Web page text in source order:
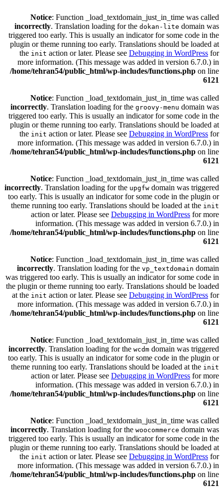
Notice: Function _load_textdomain_just_in_time was called
incorrectly. Translation loading for the dokan-lite domain was
triggered too early. This is usually an indicator for some code in the
plugin or theme running too early. Translations should be loaded at
the init action or later. Please see Debugging in WordPress for
more information. (This message was added in version 6.7.0.) in
/home/tehran54/public_html/wp-includes/functions.php on line
6121
Notice: Function _load_textdomain_just_in_time was called
incorrectly. Translation loading for the groovy-menu domain was
triggered too early. This is usually an indicator for some code in the
plugin or theme running too early. Translations should be loaded at
the init action or later. Please see Debugging in WordPress for
more information. (This message was added in version 6.7.0.) in
/home/tehran54/public_html/wp-includes/functions.php on line
6121
Notice: Function _load_textdomain_just_in_time was called
incorrectly. Translation loading for the upgfw domain was triggered
too early. This is usually an indicator for some code in the plugin or
theme running too early. Translations should be loaded at the init
action or later. Please see Debugging in WordPress for more
information. (This message was added in version 6.7.0.) in
/home/tehran54/public_html/wp-includes/functions.php on line
6121
Notice: Function _load_textdomain_just_in_time was called
incorrectly. Translation loading for the vp_textdomain domain
was triggered too early. This is usually an indicator for some code in
the plugin or theme running too early. Translations should be loaded
at the init action or later. Please see Debugging in WordPress for
more information. (This message was added in version 6.7.0.) in
/home/tehran54/public_html/wp-includes/functions.php on line
6121
Notice: Function _load_textdomain_just_in_time was called
incorrectly. Translation loading for the wcdm domain was triggered
too early. This is usually an indicator for some code in the plugin or
theme running too early. Translations should be loaded at the init
action or later. Please see Debugging in WordPress for more
information. (This message was added in version 6.7.0.) in
/home/tehran54/public_html/wp-includes/functions.php on line
6121
Notice: Function _load_textdomain_just_in_time was called
incorrectly. Translation loading for the woocommerce domain was
triggered too early. This is usually an indicator for some code in the
plugin or theme running too early. Translations should be loaded at
the init action or later. Please see Debugging in WordPress for
more information. (This message was added in version 6.7.0.) in
/home/tehran54/public_html/wp-includes/functions.php on line
6121